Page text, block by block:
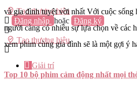
Tạo thương hiệu
Đăng nhập hoặc Đăng ký
Tạo thương hiệu
và gia đình tuyệt vời nhất Với cuộc sống
người càng có nhiều sự lựa chọn về các
xem phim cùng gia đình sẽ là một gợi ý
Giải trí
Top 10 bộ phim cảm động nhất mọi